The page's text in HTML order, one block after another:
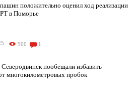
положительно оценил ход реализации
в Поморье
500 1
Северодвинск пообещали избавить
многокилометровых пробок